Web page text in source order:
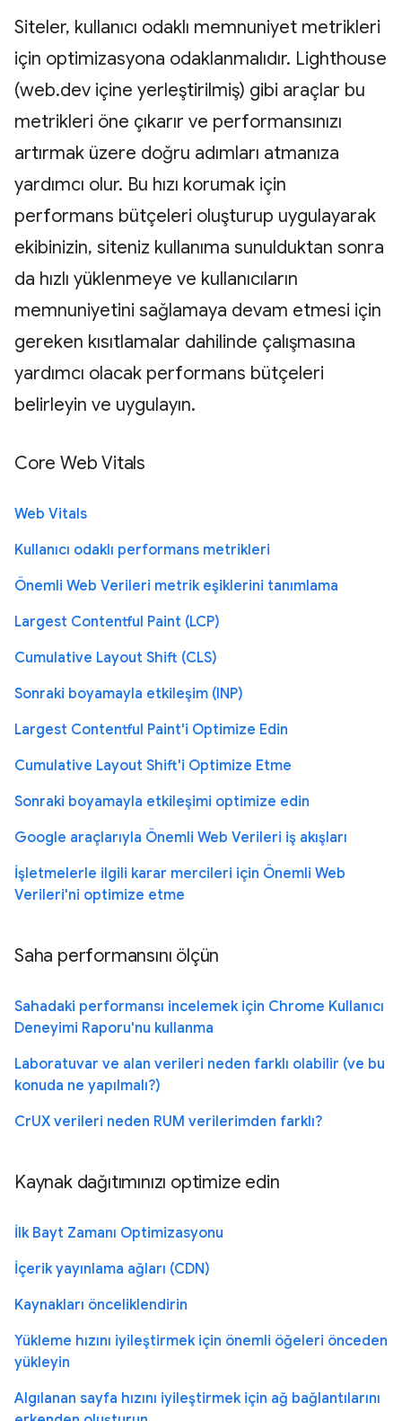
Siteler, kullanıcı odaklı memnuniyet metrikleri
için optimizasyona odaklanmalıdır. Lighthouse
(web.dev içine yerleştirilmiş) gibi araçlar bu
metrikleri öne çıkarır ve performansınızı
artırmak üzere doğru adımları atmanıza
yardımcı olur. Bu hızı korumak için
performans bütçeleri oluşturup uygulayarak
ekibinizin, siteniz kullanıma sunulduktan sonra
da hızlı yüklenmeye ve kullanıcıların
memnuniyetini sağlamaya devam etmesi için
gereken kısıtlamalar dahilinde çalışmasına
yardımcı olacak performans bütçeleri
belirleyin ve uygulayın.
Core Web Vitals
Web Vitals
Kullanıcı odaklı performans metrikleri
Önemli Web Verileri metrik eşiklerini tanımlama
Largest Contentful Paint (LCP)
Cumulative Layout Shift (CLS)
Sonraki boyamayla etkileşim (INP)
Largest Contentful Paint'i Optimize Edin
Cumulative Layout Shift'i Optimize Etme
Sonraki boyamayla etkileşimi optimize edin
Google araçlarıyla Önemli Web Verileri iş akışları
İşletmelerle ilgili karar mercileri için Önemli Web
Verileri'ni optimize etme
Saha performansını ölçün
Sahadaki performansı incelemek için Chrome Kullanıcı
Deneyimi Raporu'nu kullanma
Laboratuvar ve alan verileri neden farklı olabilir (ve bu
konuda ne yapılmalı?)
CrUX verileri neden RUM verilerimden farklı?
Kaynak dağıtımınızı optimize edin
İlk Bayt Zamanı Optimizasyonu
İçerik yayınlama ağları (CDN)
Kaynakları önceliklendirin
Yükleme hızını iyileştirmek için önemli öğeleri önceden
yükleyin
Algılanan sayfa hızını iyileştirmek için ağ bağlantılarını